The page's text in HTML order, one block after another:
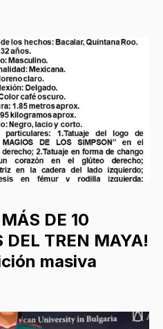
DE 10
DEL TREN MAYA!
masiva